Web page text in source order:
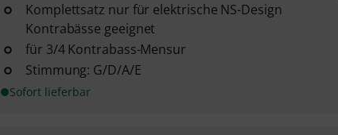
Komplettsatz nur für elektrische NS-Design
Kontrabässe geeignet
für 3/4 Kontrabass-Mensur
Stimmung: G/D/A/E
Sofort lieferbar